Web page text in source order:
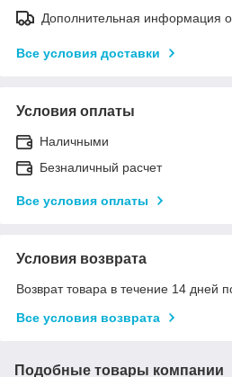
Дополнительная информация о
Все условия доставки
Условия оплаты
Наличными
Безналичный расчет
Все условия оплаты
Условия возврата
Возврат товара в течение 14 дней
Все условия возврата
Подобные товары компании